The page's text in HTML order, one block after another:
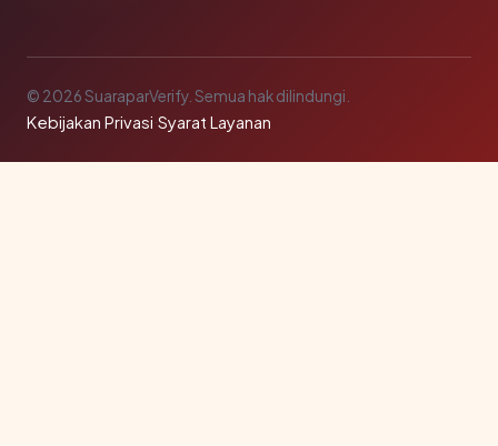
© 2026 SuaraparVerify. Semua hak dilindungi.
Kebijakan Privasi·Syarat Layanan